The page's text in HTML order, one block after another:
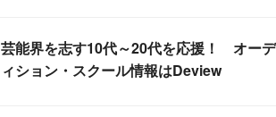
芸能界を志す10代～20代を応援！ オーデ
ィション・スクール情報はDeview